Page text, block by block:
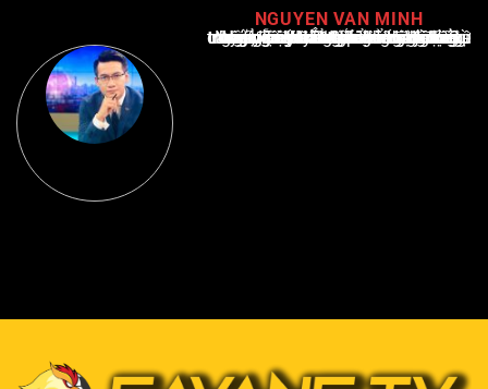
NGUYEN VAN MINH
Nguyễn Văn Minh là một trong những chuyên gia hàng đầu về báo cáo tin tức thể thao tại Việt Nam, với hơn 10 năm hoạt động trong ngành. Ông có kiến thức sâu rộng và kinh nghiệm đáng kể trong việc phân tích và báo cáo về các sự kiện thể thao hàng đầu. Sự hiểu biết sâu sắc của ông về ngành này đã giúp ông xây dựng uy tín và danh tiếng trong cộng đồng báo chí thể thao.